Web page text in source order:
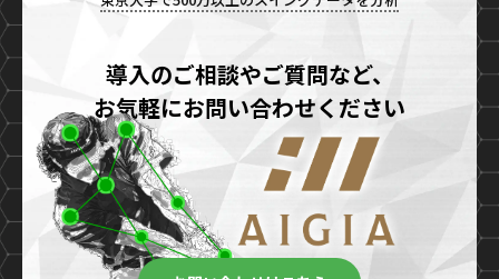
導入のご相談やご質問など、
お気軽にお問い合わせください